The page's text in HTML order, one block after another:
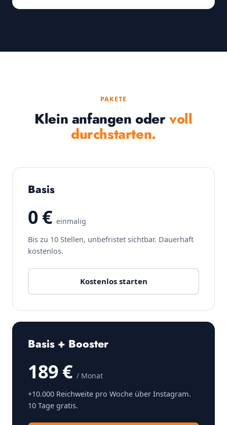
PAKETE
Klein anfangen odervoll
durchstarten.
Basis
0 € einmalig
Bis zu 10 Stellen, unbefristet sichtbar. Dauerhaft
kostenlos.
Kostenlos starten
Basis + Booster
189 € / Monat
+10.000 Reichweite pro Woche über Instagram.
10 Tage gratis.